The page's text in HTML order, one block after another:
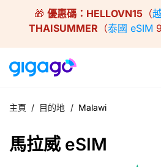
🎁 優惠碼： HELLOVN15（
THAISUMMER （泰國 eSIM
主頁 / 目的地 / Malawi
馬拉威 eSIM